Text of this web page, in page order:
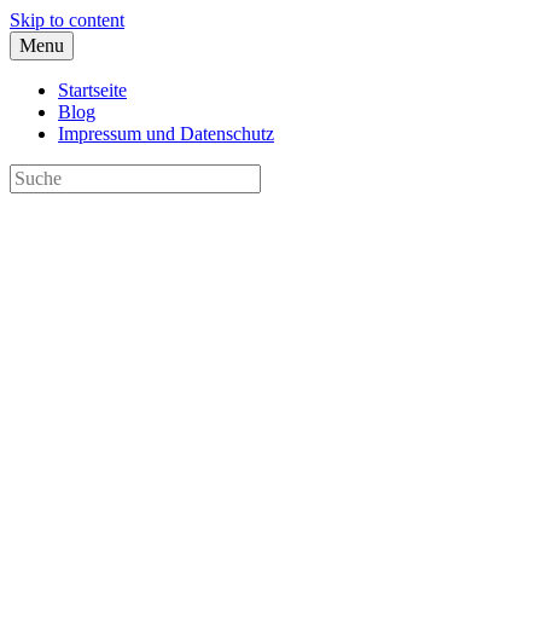
Skip to content
Menu
Startseite
Blog
Impressum und Datenschutz